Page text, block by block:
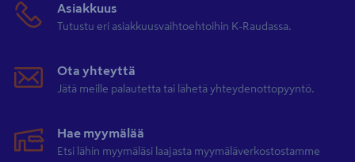
Asiakkuus
Tutustu eri asiakkuusvaihtoehtoihin K-Raudassa.
Ota yhteyttä
Jätä meille palautetta tai lähetä yhteydenottopyyntö.
Hae myymälää
Etsi lähin myymäläsi laajasta myymäläverkostostamme